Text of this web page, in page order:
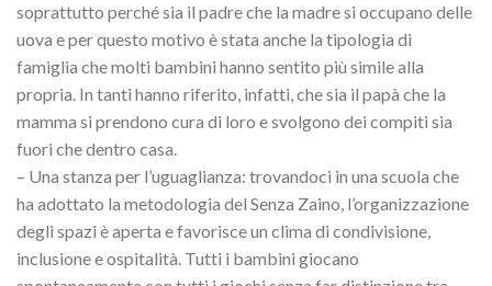
soprattutto perché sia il padre che la madre si occupano delle
uova e per questo motivo è stata anche la tipologia di
famiglia che molti bambini hanno sentito più simile alla
propria. In tanti hanno riferito, infatti, che sia il papà che la
mamma si prendono cura di loro e svolgono dei compiti sia
fuori che dentro casa.
– Una stanza per l’uguaglianza: trovandoci in una scuola che
ha adottato la metodologia del Senza Zaino, l’organizzazione
degli spazi è aperta e favorisce un clima di condivisione,
inclusione e ospitalità. Tutti i bambini giocano